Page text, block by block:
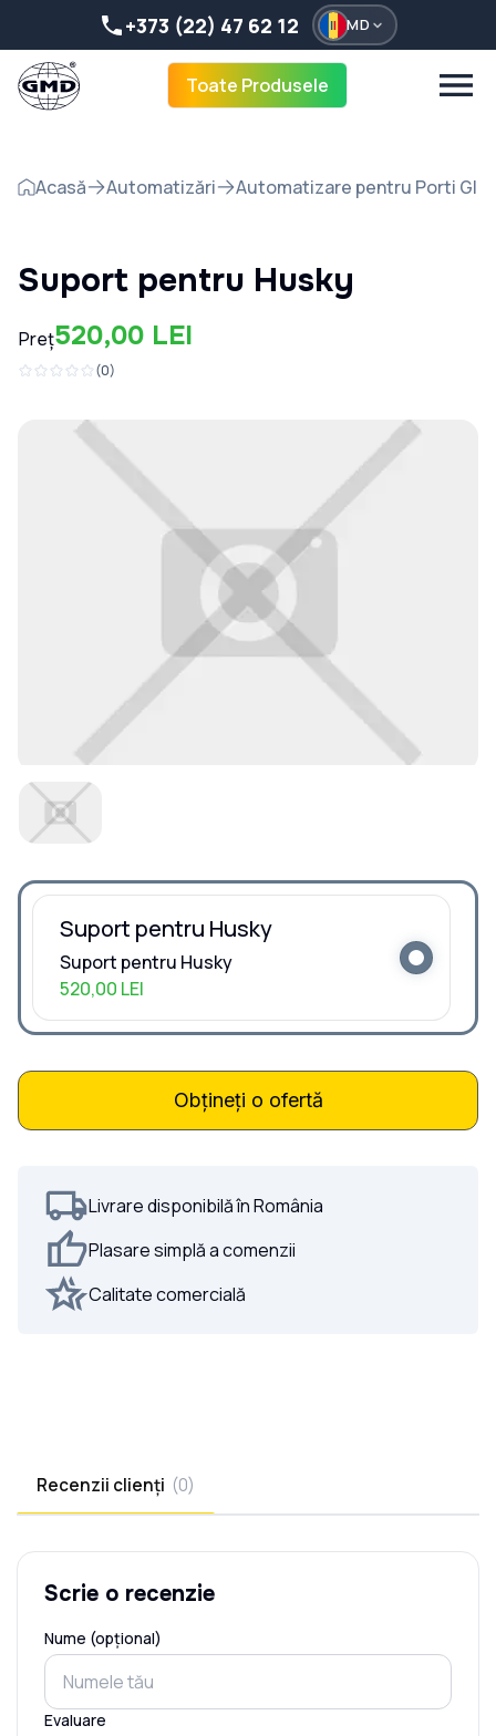
+373 (22) 47 62 12 MD
Toate Produsele
Acasă Automatizări Automatizare pentru Porti
Suport pentru Husky
Preț520,00 LEI
(0)
Suport pentru Husky
Suport pentru Husky
520,00 LEI
Obțineți o ofertă
Livrare disponibilă în România
Plasare simplă a comenzii
Calitate comercială
Recenzii clienți (0)
Scrie o recenzie
Nume (opțional)
Evaluare